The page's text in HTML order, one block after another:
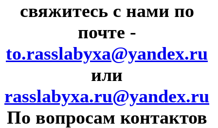
свяжитесь с нами по
почте -
to.rasslabyxa@yandex.ru
или
rasslabyxa.ru@yandex.ru
По вопросам контактов